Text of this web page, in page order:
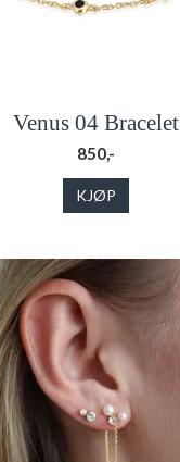
Venus 04 Bracelet
850,-
KJØP